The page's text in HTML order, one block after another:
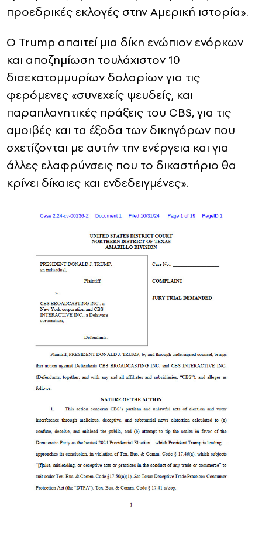
προεδρικές εκλογές στην Αμερική ιστορία».
Ο Trump απαιτεί μια δίκη ενώπιον ενόρκων
και αποζημίωση τουλάχιστον 10
δισεκατομμυρίων δολαρίων για τις
φερόμενες «συνεχείς ψευδείς, και
παραπλανητικές πράξεις του CBS, για τις
αμοιβές και τα έξοδα των δικηγόρων που
σχετίζονται με αυτήν την ενέργεια και για
άλλες ελαφρύνσεις που το δικαστήριο θα
κρίνει δίκαιες και ενδεδειγμένες».